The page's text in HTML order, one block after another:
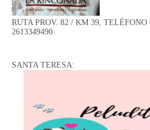
RUTA PROV. 82 / KM 39, TELÉFONO
2613349490
SANTA TERESA: